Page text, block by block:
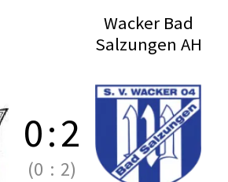
Wacker Bad
Salzungen AH
0:2
(0 : 2)